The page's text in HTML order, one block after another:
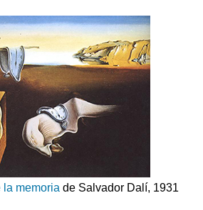
la memoria de Salvador Dalí, 1931